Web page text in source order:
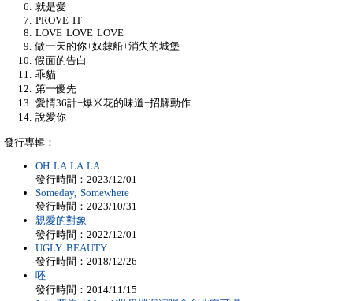
就是愛
PROVE IT
LOVE LOVE LOVE
做一天的你+奴隸船+消失的城堡
假面的告白
乖貓
第一優先
愛情36計+爆米花的味道+招牌動作
說愛你
發行專輯：
OH LA LA LA
發行時間：2023/12/01
Someday, Somewhere
發行時間：2023/10/31
親愛的對象
發行時間：2022/12/01
UGLY BEAUTY
發行時間：2018/12/26
呸
發行時間：2014/11/15